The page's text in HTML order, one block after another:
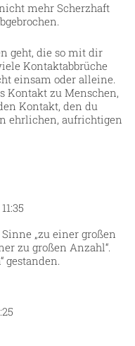
mehr Scherzhaft
geht, die so mit dir
Kontaktabbrüche
einsam oder alleine.
Kontakt zu Menschen,
Kontakt, den du
ehrlichen, aufrichtigen
„zu einer großen
zu großen Anzahl“.
gestanden.